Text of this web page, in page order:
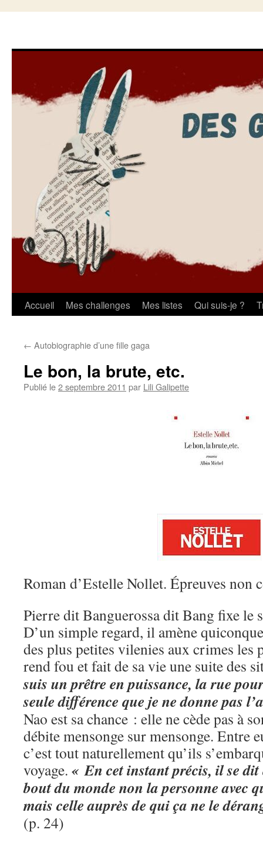
Aller
contenu
Accueil Mes challenges Mes listes Qui suis-je ?
← Autobiographie d’une fille gaga
Le bon, la brute, etc.
Publié le2 septembre 2011 par Lili Galipette
Roman d’Estelle Nollet. Épreuves non
Pierre dit Banguerossa dit Bang fixe le
D’un simple regard, il amène
des plus petites vilenies aux crimes les
rend fou et fait de sa vie une suite des
suis un prêtre en puissance, la rue
seule différence que je ne donne pas
Nao est sa chance : elle ne cède pas à
débite mensonge sur mensonge. Entre
c’est tout naturellement qu’ils
voyage. « En cet instant précis, il se
bout du monde non la personne avec
mais celle auprès de qui ça ne le
(p. 24)